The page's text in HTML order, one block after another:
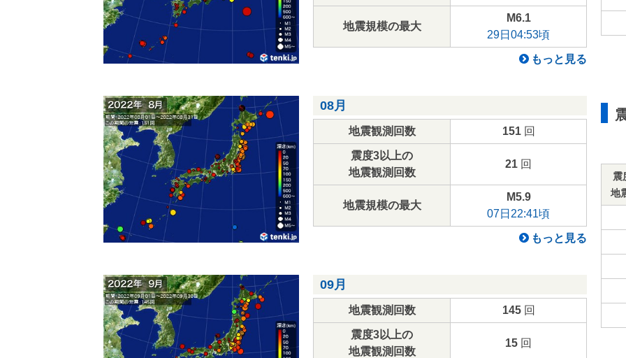
地震規模の最大
M6.1
29日04:53頃
もっと見る
08月
地震観測回数 151回
震度3以上の
地震観測回数
21 回
地震規模の最大
M5.9
07日22:41頃
もっと見る
09月
地震観測回数 145回
震度3以上の
地震観測回数
15 回
震
地